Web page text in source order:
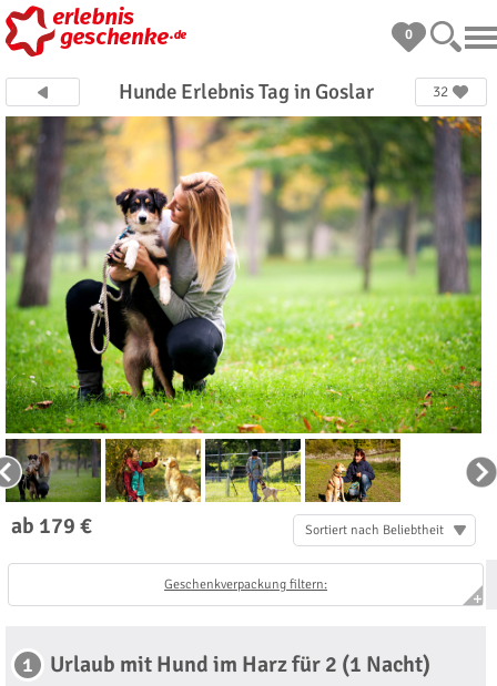
0
Hunde Erlebnis Tag in Goslar 32
ab 179 € Sortiert nach Beliebtheit
Geschenkverpackung filtern:
1 Urlaub mit Hund im Harz für 2 (1 Nacht)